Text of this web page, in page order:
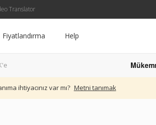
Translator
Fiyatlandırma Help
ihtiyacınız var mı? Metni tanımak